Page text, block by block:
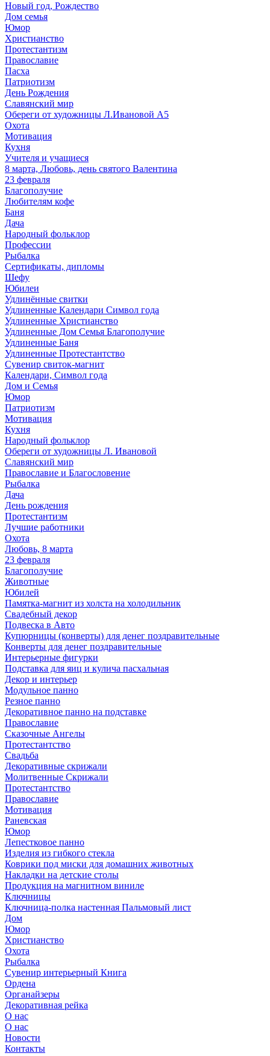
Новый год, Рождество
Дом семья
Юмор
Христианство
Протестантизм
Православие
Пасха
Патриотизм
День Рождения
Славянский мир
Обереги от художницы Л.Ивановой А5
Охота
Мотивация
Кухня
Учителя и учащиеся
8 марта, Любовь, день святого Валентина
23 февраля
Благополучие
Любителям кофе
Баня
Дача
Народный фольклор
Профессии
Рыбалка
Сертификаты, дипломы
Шефу
Юбилеи
Удлинённые свитки
Удлиненные Календари Символ года
Удлиненные Христианство
Удлиненные Дом Семья Благополучие
Удлиненные Баня
Удлиненные Протестантство
Сувенир свиток-магнит
Календари, Символ года
Дом и Семья
Юмор
Патриотизм
Мотивация
Кухня
Народный фольклор
Обереги от художницы Л. Ивановой
Славянский мир
Православие и Благословение
Рыбалка
Дача
День рождения
Протестантизм
Лучшие работники
Охота
Любовь, 8 марта
23 февраля
Благополучие
Животные
Юбилей
Памятка-магнит из холста на холодильник
Свадебный декор
Подвеска в Авто
Купюрницы (конверты) для денег поздравительные
Конверты для денег поздравительные
Интерьерные фигурки
Подставка для яиц и кулича пасхальная
Декор и интерьер
Модульное панно
Резное панно
Декоративное панно на подставке
Православие
Сказочные Ангелы
Протестантство
Свадьба
Декоративные скрижали
Молитвенные Скрижали
Протестантство
Православие
Мотивация
Раневская
Юмор
Лепестковое панно
Изделия из гибкого стекла
Коврики под миски для домашних животных
Накладки на детские столы
Продукция на магнитном виниле
Ключницы
Ключница-полка настенная Пальмовый лист
Дом
Юмор
Христианство
Охота
Рыбалка
Сувенир интерьерный Книга
Ордена
Органайзеры
Декоративная рейка
О нас
О нас
Новости
Контакты